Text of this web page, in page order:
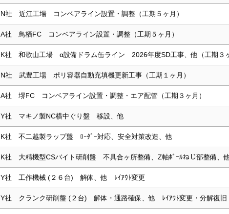
N社 近江工場 コンベアライン設置・調整（工期５ヶ月）
A社 鳥栖FC コンベアライン設置・調整（工期５ヶ月）
K社 和歌山工場 α設備ドラム缶ライン 2026年度SD工事、他（工期３
N社 武豊工場 ポリ容器自動充填機更新工事（工期１ヶ月）
A社 堺FC コンベアライン設置・調整・エア配管（工期３ヶ月）
Y社 マキノ製NC横中ぐり盤 移設、他
K社 不二越製ラップ盤 ﾛｰﾀﾞｰ対応、安全対策改造、他
K社 大精機型CSバイト研削盤 不具合ヶ所整備、Z軸ﾎﾞｰﾙねじ部整備、
Y社 工作機械 (２６台) 解体、他 ﾚｲｱｳﾄ変更
Y社 クランク研削盤 (２台) 解体・通路確保、他 ﾚｲｱｳﾄ変更・分解復旧